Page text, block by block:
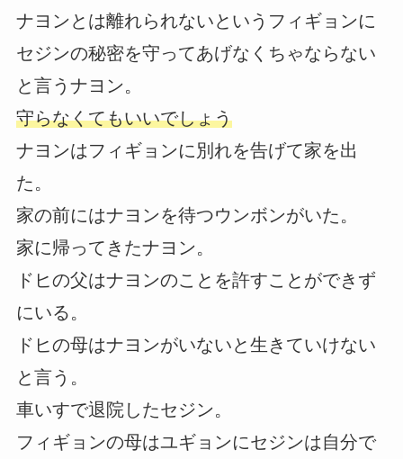
ナヨンとは離れられないというフィギョンに
セジンの秘密を守ってあげなくちゃならない
と言うナヨン。
守らなくてもいいでしょう
ナヨンはフィギョンに別れを告げて家を出
た。
家の前にはナヨンを待つウンボンがいた。
家に帰ってきたナヨン。
ドヒの父はナヨンのことを許すことができず
にいる。
ドヒの母はナヨンがいないと生きていけない
と言う。
車いすで退院したセジン。
フィギョンの母はユギョンにセジンは自分で